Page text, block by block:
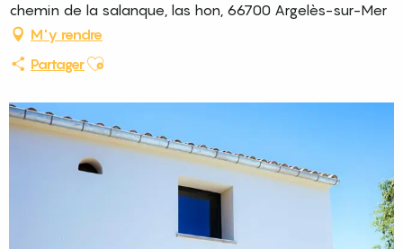
chemin de la salanque, las hon, 66700 Argelès-sur-Mer
M'y rendre
PartagerAjouter aux favoris